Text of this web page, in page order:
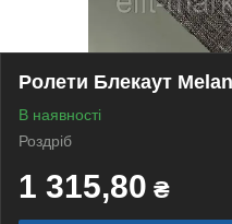
Ролети Блекаут
В наявності
Роздріб
1 315,80 ₴